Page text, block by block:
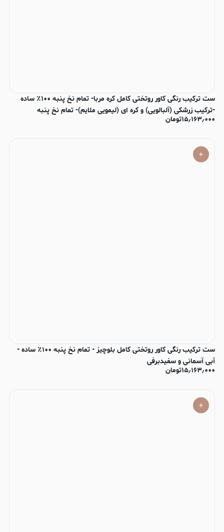
ست ترکیب رنگی کاور روتختی کامل کره مربا- تمام نخ پنبه ۱۰۰٪ ساده
-ترکیب زرشکی (آلبالویی) و کره ای (لیمویی ملایم)- تمام نخ پنبه
۱۵٫۱۶۳٫۰۰۰تومان
ست ترکیب رنگی کاور روتختی کامل بلوچیز - تمام نخ پنبه ۱۰۰٪ ساده -
آبی آسمانی و سفیدبرفی
۱۵٫۱۶۳٫۰۰۰تومان